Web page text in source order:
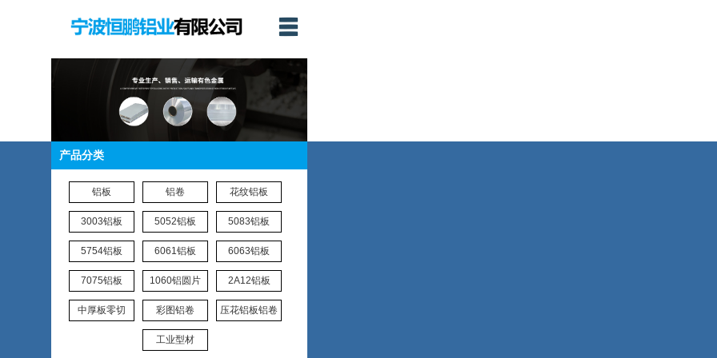
产品分类
铝板 铝卷 花纹铝板
3003铝板 5052铝板 5083铝板
5754铝板 6061铝板 6063铝板
7075铝板 1060铝圆片 2A12铝板
中厚板零切 彩图铝卷 压花铝板铝卷
工业型材